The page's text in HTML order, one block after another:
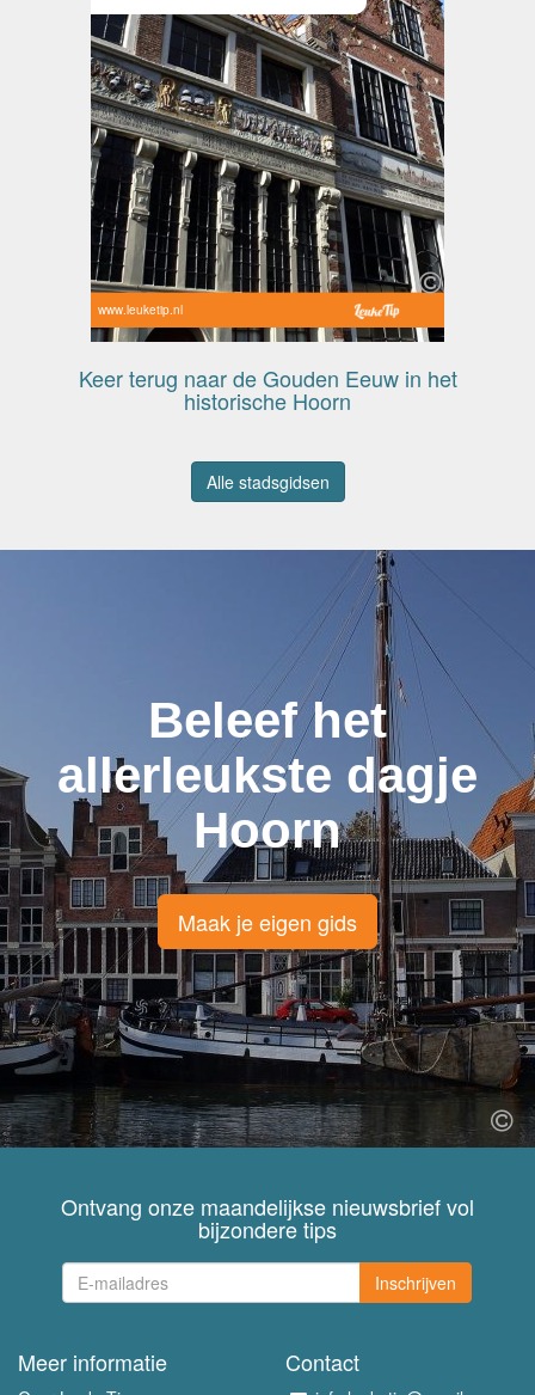
www.leuketip.nl
Keer terug naar de Gouden Eeuw in het
historische Hoorn
Alle stadsgidsen
Beleef het
allerleukste dagje
Hoorn
Maak je eigen gids
Ontvang onze maandelijkse nieuwsbrief vol
bijzondere tips
Inschrijven
Meer informatie Contact